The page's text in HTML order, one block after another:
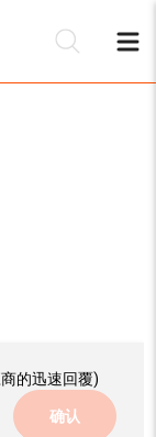
的迅速回覆)
确认